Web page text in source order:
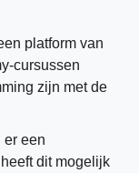
platform van
cursussen
zijn met de
er een
dit mogelijk